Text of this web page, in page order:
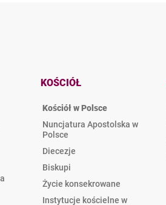
KOŚCIÓŁ
Kościół w Polsce
Nuncjatura Apostolska w
Polsce
Diecezje
Biskupi
Życie konsekrowane
Instytucje kościelne w